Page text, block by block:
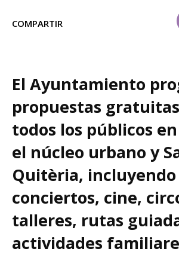
COMPARTIR
El Ayuntamiento
propuestas
todos los públicos
el núcleo urbano y
Quitèria, incluyendo
conciertos, cine,
talleres, rutas
actividades